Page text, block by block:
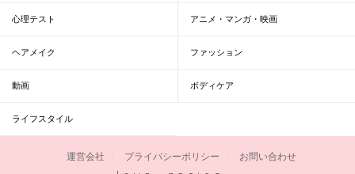
心理テスト アニメ・マンガ・映画
ヘアメイク ファッション
動画 ボディケア
ライフスタイル
運営会社 プライバシーポリシー お問い合わせ